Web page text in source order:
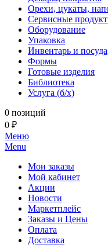
Орехи, цукаты,
Сервисные
Оборудование
Упаковка
Инвентарь и посуда
Формы
Готовые изделия
Библиотека
Услуга (б/х)
0 позиций
0 ₽
Меню
Menu
Мои заказы
Мой кабинет
Акции
Новости
Маркетплейс
Заказы и Цены
Оплата
Доставка